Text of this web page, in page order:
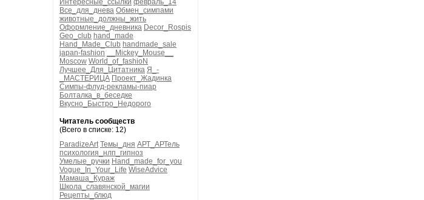
Интересные_ссылки февраль_14
Все_для_днева Обмен_симпами
животные_должны_жить
Оформление_дневника Decor_Rospis
Geo_club hand_made
Hand_Made_Club handmade_sale
japan-fashion
__Mickey_Mouse__
Moscow World_of_fashioN
Лучшее_Для_Цитатника Я_-
_МАСТЕРИЦА Проект_Жадинка
Симпы-флуд-рекламы-пиар
Болталка_в_беседке
Вкусно_Быстро_Недорого
Читатель сообществ
(Всего в списке: 12)
ParadizeArt Темы_дня АРТ_АРТель
психология_нлп_гипноз
Умелые_ручки Hand_made_for_you
Vogue_In_Your_Life WiseAdvice
Мамаша_Кураж
Школа_славянской_магии
Рецепты_блюд